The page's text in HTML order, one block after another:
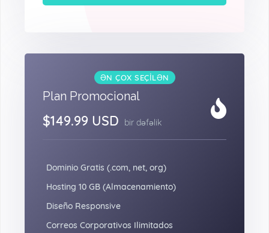
ƏN ÇOX SEÇİLƏN
Plan Promocional
$149.99 USD bir dəfəlik
Dominio Gratis (.com, net, org)
Hosting 10 GB (Almacenamiento)
Diseño Responsive
Correos Corporativos Ilimitados